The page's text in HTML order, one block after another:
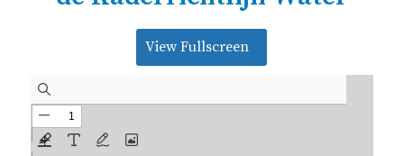
View Fullscreen